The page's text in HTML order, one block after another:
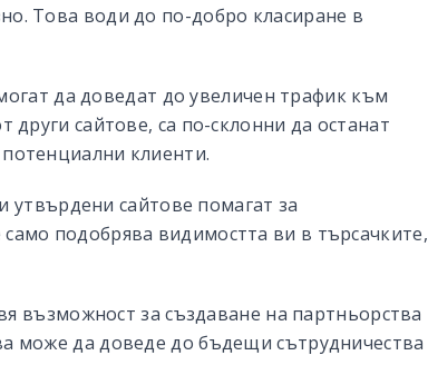
Това води до по-добро класиране в
да доведат до увеличен трафик към
сайтове, са по-склонни да останат
клиенти.
утвърдени сайтове помагат за
подобрява видимостта ви в търсачките,
възможност за създаване на партньорства
може да доведе до бъдещи сътрудничества